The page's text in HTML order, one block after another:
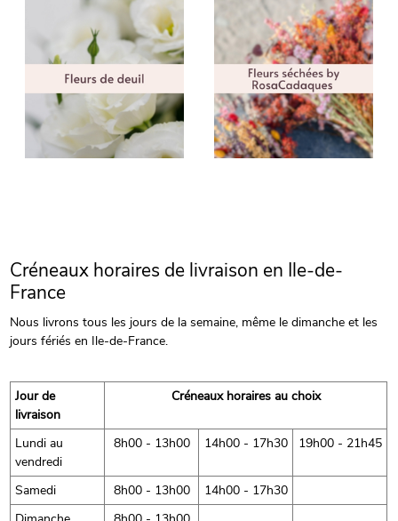
Créneaux horaires de livraison en Ile-de-
France
Nous livrons tous les jours de la semaine, même le dimanche et les
jours fériés en Ile-de-France.
Jour de
livraison
Créneaux horaires au choix
Lundi au
vendredi
8h00 - 13h00 14h00 - 17h30 19h00 - 21h45
Samedi 8h00 - 13h00
14h00 - 17h30